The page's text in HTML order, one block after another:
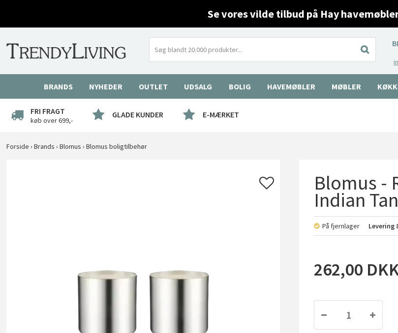
Se vores vilde tilbud på Hay
BRANDS NYHEDER OUTLET UDSALG BOLIG HAVEMØBLER MØBLER
FRI FRAGT
køb over 699,-
GLADE KUNDER E-MÆRKET
Forside ›Brands ›Blomus ›Blomus boligtilbehør
Blomus -
Indian Tan
På fjernlager Levering
262,00